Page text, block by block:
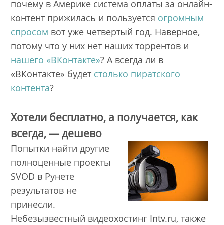
почему в Америке система оплаты за онлайн-
контент прижилась и пользуется огромным
спросом вот уже четвертый год. Наверное,
потому что у них нет наших торрентов и
нашего «ВКонтакте»? А всегда ли в
«ВКонтакте» будет столько пиратского
контента?
Хотели бесплатно, а получается, как
всегда, — дешево
Попытки найти другие
полноценные проекты
SVOD в Рунете
результатов не
принесли.
Небезызвестный видеохостинг Intv.ru, также